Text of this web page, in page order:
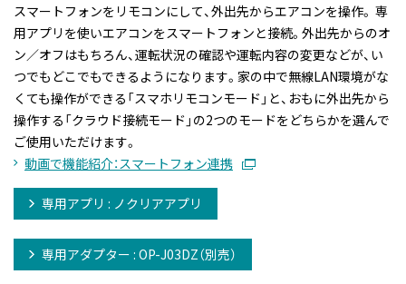
スマートフォンをリモコンにして、外出先からエアコンを操作。 専
用アプリを使いエアコンをスマートフォンと接続。外出先からのオ
ン／オフはもちろん、運転状況の確認や運転内容の変更などが、い
つでもどこでもできるようになります。家の中で無線LAN環境がな
くても操作ができる「スマホリモコンモード」と、おもに外出先から
操作する「クラウド接続モード」の2つのモードをどちらかを選んで
ご使用いただけます。
動画で機能紹介：スマートフォン連携
専用アプリ : ノクリアアプリ
専用アダプター : OP-J03DZ（別売）